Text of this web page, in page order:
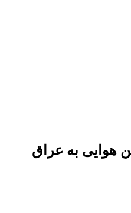
هوایی به عراق